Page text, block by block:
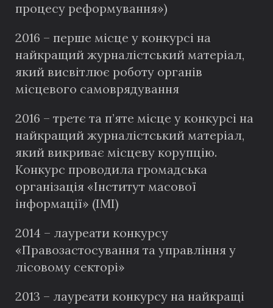
процесу реформування»)
2016 – перше місце у конкурсі на
найкращий журналістський матеріал,
який висвітлює роботу органів
місцевого самоврядування
2016 – третє та п’яте місце у конкурсі на
найкращий журналістський матеріал,
який викриває місцеву корупцію.
Конкурс проводила громадська
організація «Інститут масової
інформації» (ІМІ)
2014 – лауреати конкурсу
«Правозастосування та управління у
лісовому секторі»
2013 – лауреати конкурсу на найкращі